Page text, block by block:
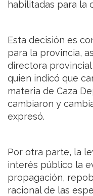
habilitadas para la
Esta decisión es
para la provincia,
directora provincial
quien indicó que
materia de Caza
cambiaron y
expresó.
Por otra parte, la
interés público la
propagación,
racional de las